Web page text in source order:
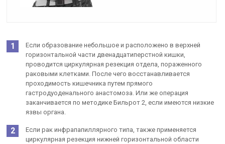
Если образование небольшое и расположено в верхней
горизонтальной части двенадцатиперстной кишки,
проводится циркулярная резекция отдела, пораженного
раковыми клетками. После чего восстанавливается
проходимость кишечника путем прямого
гастродуоденального анастомоза. Или же операция
заканчивается по методике Бильрот 2, если имеются низкие
язвы органа.
Если рак инфрапапиллярного типа, также применяется
циркулярная резекция нижней горизонтальной области